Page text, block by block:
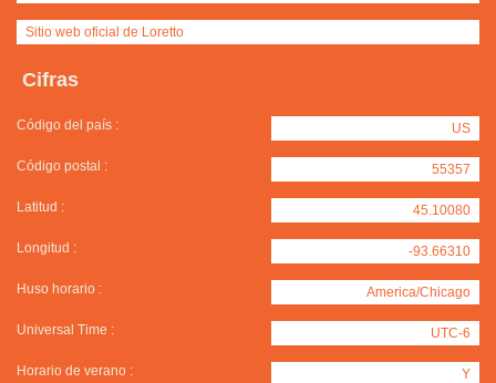
Sitio web oficial de Loretto
Cifras
Código del país : US
Código postal : 55357
Latitud : 45.10080
Longitud : -93.66310
Huso horario : America/Chicago
Universal Time : UTC-6
Horario de verano : Y